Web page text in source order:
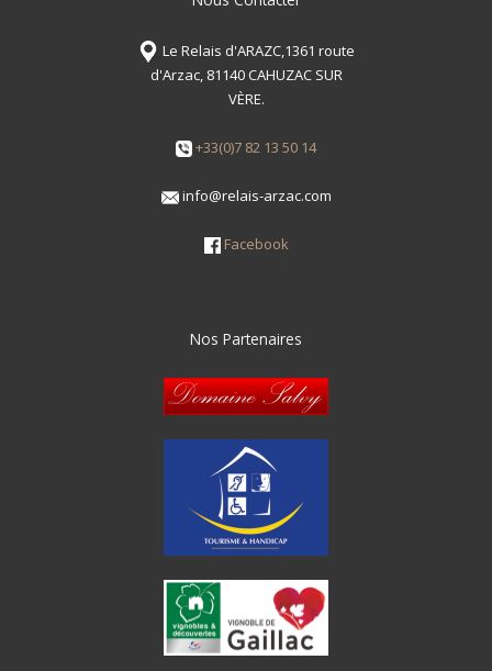
Le Relais d'ARAZC,1361 route
d'Arzac, 81140 CAHUZAC SUR
VÈRE.
+33(0)7 82 13 50 14
info@relais-arzac.com
Facebook
Nos Partenaires